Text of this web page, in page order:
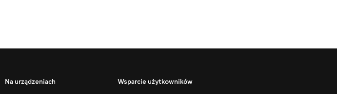
Na urządzeniach
Wsparcie użytkowników